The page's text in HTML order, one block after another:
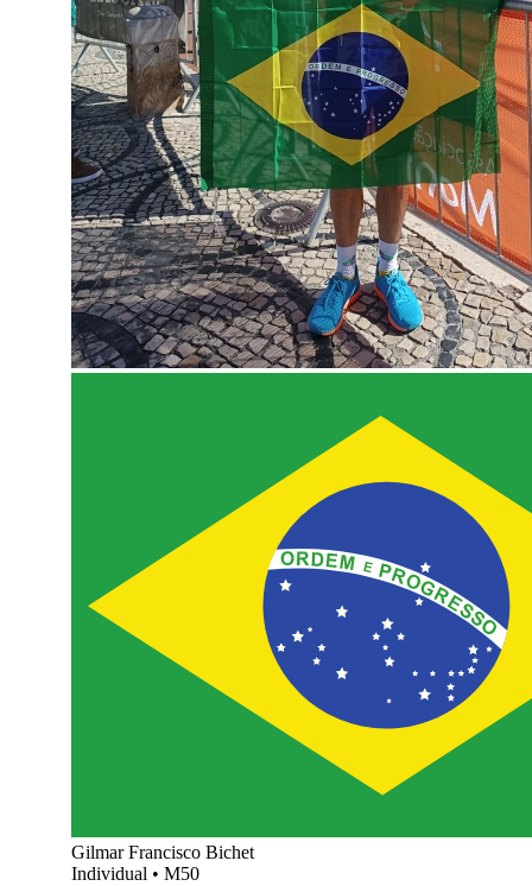
Gilmar Francisco Bichet
Individual • M50